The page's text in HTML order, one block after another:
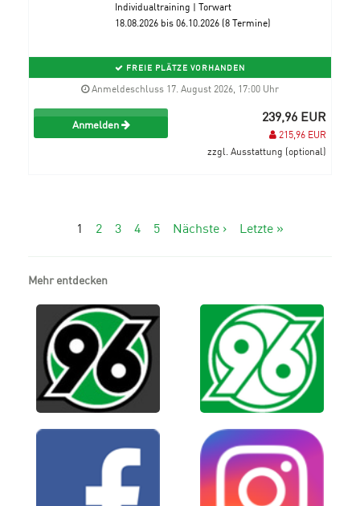
Individualtraining | Torwart
18.08.2026 bis 06.10.2026 (8 Termine)
FREIE PLÄTZE VORHANDEN
Anmeldeschluss 17. August 2026, 17:00 Uhr
Anmelden 239,96 EUR
215,96 EUR
zzgl. Ausstattung (optional)
1 2 3 4 5 Nächste › Letzte »
Mehr entdecken